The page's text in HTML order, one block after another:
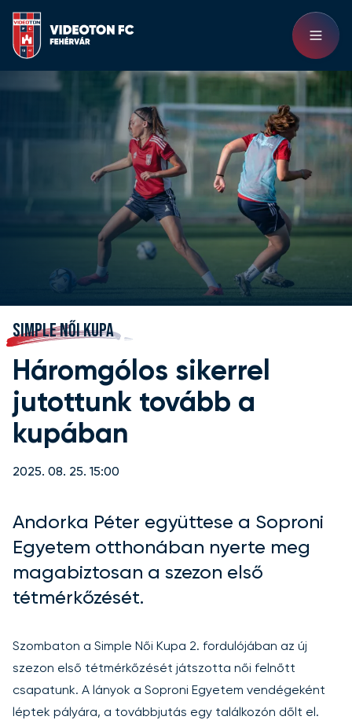
SIMPLE NŐI KUPA
Háromgólos sikerrel
jutottunk tovább a
kupában
2025. 08. 25. 15:00
Andorka Péter együttese a Soproni
Egyetem otthonában nyerte meg
magabiztosan a szezon első
tétmérkőzését.
Szombaton a Simple Női Kupa 2. fordulójában az új
szezon első tétmérkőzését játszotta női felnőtt
csapatunk. A lányok a Soproni Egyetem vendégeként
léptek pályára, a továbbjutás egy találkozón dőlt el.